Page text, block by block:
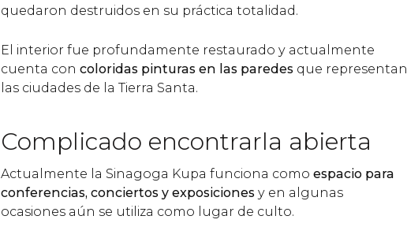
quedaron destruidos en su práctica totalidad.
El interior fue profundamente restaurado y actualmente
cuenta con coloridas pinturas en las paredes que representan
las ciudades de la Tierra Santa.
Complicado encontrarla abierta
Actualmente la Sinagoga Kupa funciona como espacio para
conferencias, conciertos y exposiciones y en algunas
ocasiones aún se utiliza como lugar de culto.